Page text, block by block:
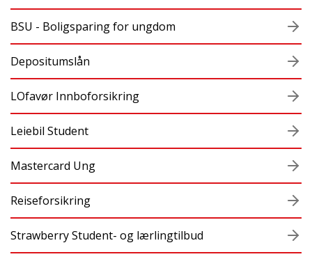
BSU - Boligsparing for ungdom
Depositumslån
LOfavør Innboforsikring
Leiebil Student
Mastercard Ung
Reiseforsikring
Strawberry Student- og lærlingtilbud